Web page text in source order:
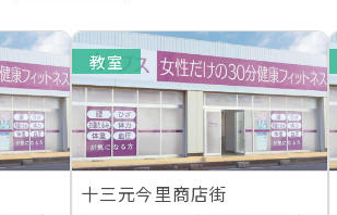
教室
十三元今里商店街